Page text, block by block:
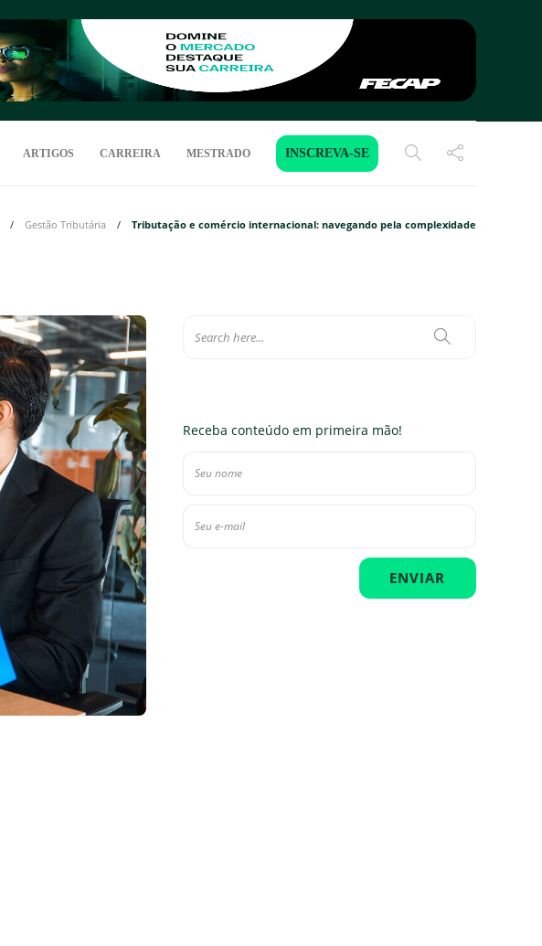
ARTIGOS CARREIRA MESTRADO INSCREVA-SE
Gestão Tributária Tributação e comércio internacional: navegando pela complexidade
Receba conteúdo em primeira mão!